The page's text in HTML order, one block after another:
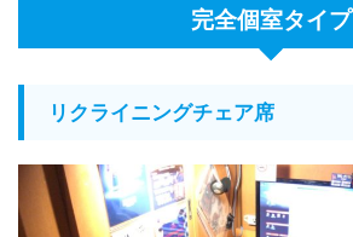
完全個室タイプ
リクライニングチェア席